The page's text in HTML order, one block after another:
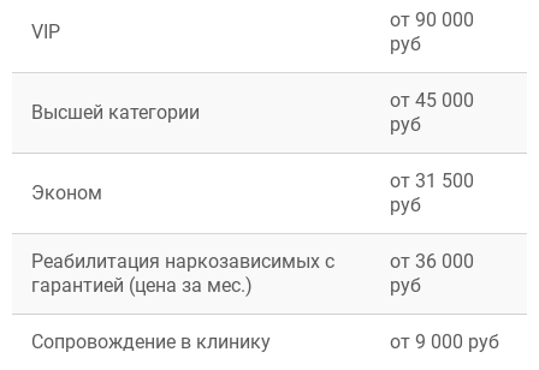
VIP
от 90 000
руб
Высшей категории
от 45 000
руб
Эконом
от 31 500
руб
Реабилитация наркозависимых с
гарантией (цена за мес.)
от 36 000
руб
Сопровождение в клинику от 9 000 руб
политикой
конфиденциальности
политикой
Апрелевка
Протвино
Шатура
Истра
Ликино-Дулёво
Дедовск
Лосино-Петровский
Красноармейск
Волоколамск
Озёры